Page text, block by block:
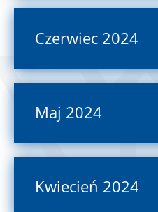
Czerwiec 2024
Maj 2024
Kwiecień 2024